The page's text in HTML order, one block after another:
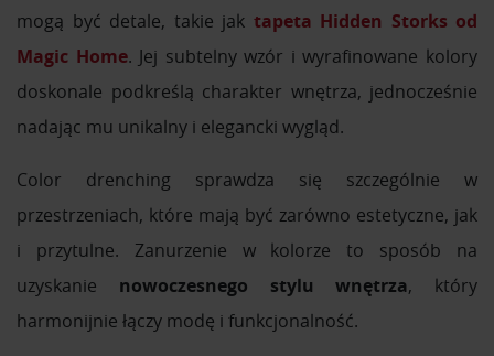
mogą być detale, takie jak tapeta Hidden Storks od
Magic Home. Jej subtelny wzór i wyrafinowane kolory
doskonale podkreślą charakter wnętrza, jednocześnie
nadając mu unikalny i elegancki wygląd.
Color drenching sprawdza się szczególnie w
przestrzeniach, które mają być zarówno estetyczne, jak
i przytulne. Zanurzenie w kolorze to sposób na
uzyskanie nowoczesnego stylu wnętrza, który
harmonijnie łączy modę i funkcjonalność.